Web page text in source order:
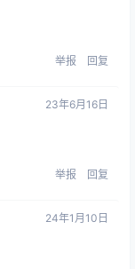
举报 回复
23年6月16日
举报 回复
24年1月10日